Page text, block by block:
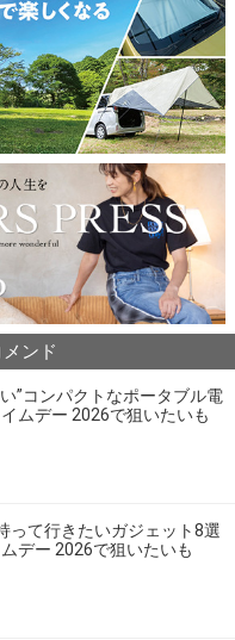
ンド
”コンパクトなポータブル電
ムデー 2026で狙いたいも
って行きたいガジェット8選
デー 2026で狙いたいも